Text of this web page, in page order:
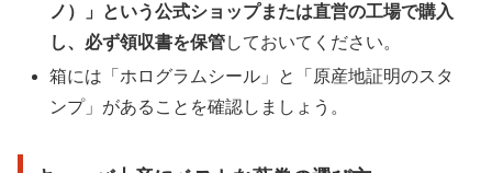
ノ ）」という公式ショップまたは直営の工場で購入
し、必ず領収書を保管しておいてください。
箱には「ホログラムシール」と「原産地証明のスタ
ンプ」があることを確認しましょう。